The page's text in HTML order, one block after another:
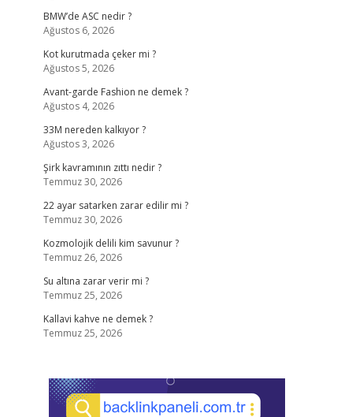
BMW’de ASC nedir ?
Ağustos 6, 2026
Kot kurutmada çeker mi ?
Ağustos 5, 2026
Avant-garde Fashion ne demek ?
Ağustos 4, 2026
33M nereden kalkıyor ?
Ağustos 3, 2026
Şirk kavramının zıttı nedir ?
Temmuz 30, 2026
22 ayar satarken zarar edilir mi ?
Temmuz 30, 2026
Kozmolojik delili kim savunur ?
Temmuz 26, 2026
Su altına zarar verir mi ?
Temmuz 25, 2026
Kallavi kahve ne demek ?
Temmuz 25, 2026